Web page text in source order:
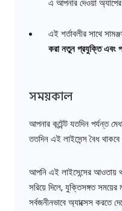
এ আপনার দেওয়া অ্যাপের
এই শর্তাবলীর সাথে
করা নতুন প্রযুক্তি এবং
সময়কাল
আপনার কন্টেন্ট যতদিন পর্যন্ত
ততদিন এই লাইসেন্স বৈধ
আপনি এই লাইসেন্সের আওতায়
সরিয়ে দিলে, যুক্তিসঙ্গত
সর্বজনীনভাবে অ্যাক্সেস করতে